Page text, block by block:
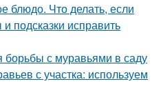
блюдо. Что делать, если
подсказки исправить
борьбы с муравьями в саду
с участка: используем